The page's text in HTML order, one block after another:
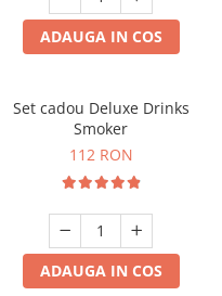
ADAUGA IN COS
Set cadou Deluxe Drinks
Smoker
112 RON
ADAUGA IN COS